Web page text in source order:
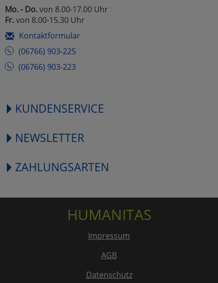
Mo. - Do.von 8.00-17.00 Uhr
Fr.von 8.00-15.30 Uhr
Kontaktformular
(06766) 903-225
(06766) 903-223
KUNDENSERVICE
NEWSLETTER
ZAHLUNGSARTEN
HUMANITAS
Impressum
AGB
Datenschutz